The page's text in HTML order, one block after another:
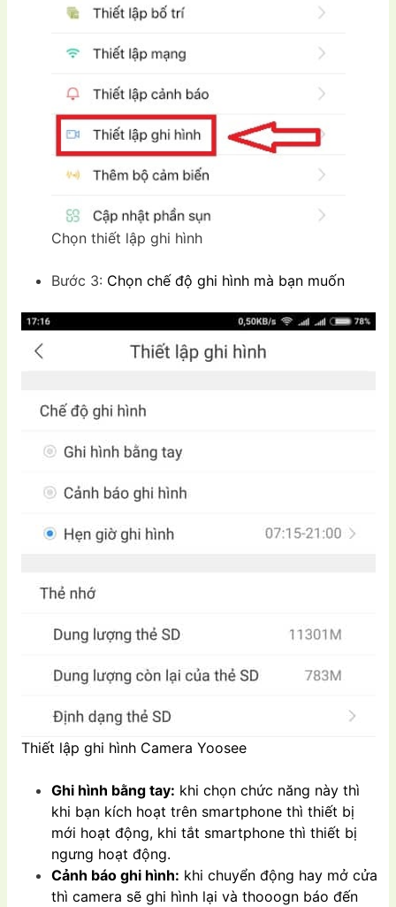
Chọn thiết lập ghi hình
Bước 3: Chọn chế độ ghi hình mà bạn muốn
Thiết lập ghi hình Camera Yoosee
Ghi hình bằng tay: khi chọn chức năng này thì
khi bạn kích hoạt trên smartphone thì thiết bị
mới hoạt động, khi tắt smartphone thì thiết bị
ngưng hoạt động.
Cảnh báo ghi hình: khi chuyển động hay mở cửa
thì camera sẽ ghi hình lại và thooogn báo đến